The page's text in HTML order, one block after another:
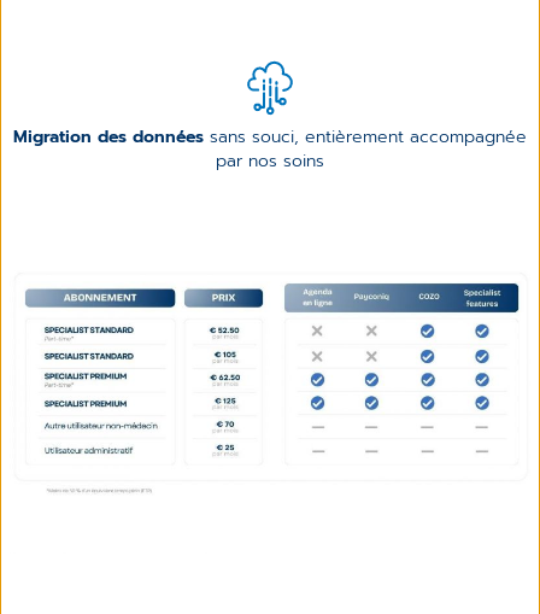
Migration des données sans souci, entièrement accompagnée
par nos soins